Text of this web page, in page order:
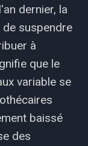
dernier, la
de suspendre
à
que le
variable se
baissé
des